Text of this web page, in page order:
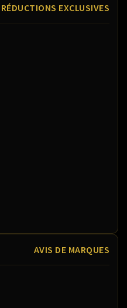
RÉDUCTIONS EXCLUSIVES
AVIS DE MARQUES